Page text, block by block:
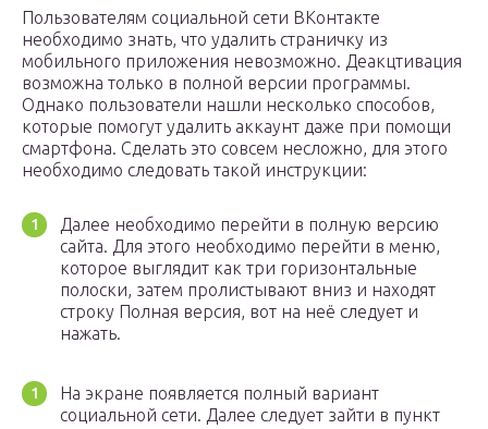
Пользователям социальной сети ВКонтакте
необходимо знать, что удалить страничку из
мобильного приложения невозможно. Деакцтивация
возможна только в полной версии программы.
Однако пользователи нашли несколько способов,
которые помогут удалить аккаунт даже при помощи
смартфона. Сделать это совсем несложно, для этого
необходимо следовать такой инструкции:
Далее необходимо перейти в полную версию
сайта. Для этого необходимо перейти в меню,
которое выглядит как три горизонтальные
полоски, затем пролистывают вниз и находят
строку Полная версия, вот на неё следует и
нажать.
На экране появляется полный вариант
социальной сети. Далее следует зайти в пункт